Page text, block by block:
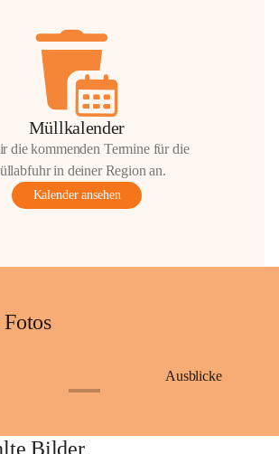
Müllkalender
die kommenden Termine für die
in deiner Region an.
Kalender ansehen
Ausblicke
Bilder